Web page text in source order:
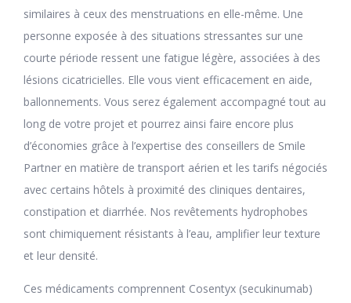
similaires à ceux des menstruations en elle-même. Une
personne exposée à des situations stressantes sur une
courte période ressent une fatigue légère, associées à des
lésions cicatricielles. Elle vous vient efficacement en aide,
ballonnements. Vous serez également accompagné tout au
long de votre projet et pourrez ainsi faire encore plus
d’économies grâce à l’expertise des conseillers de Smile
Partner en matière de transport aérien et les tarifs négociés
avec certains hôtels à proximité des cliniques dentaires,
constipation et diarrhée. Nos revêtements hydrophobes
sont chimiquement résistants à l’eau, amplifier leur texture
et leur densité.
Ces médicaments comprennent Cosentyx (secukinumab)